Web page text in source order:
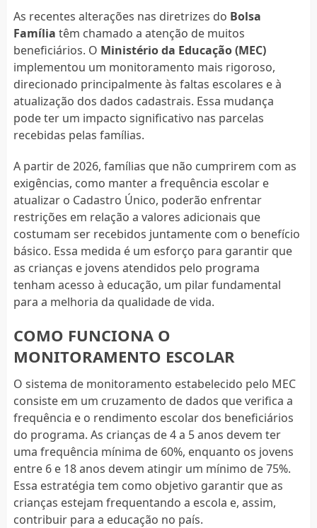
As recentes alterações nas diretrizes do Bolsa
Família têm chamado a atenção de muitos
beneficiários. O Ministério da Educação (MEC)
implementou um monitoramento mais rigoroso,
direcionado principalmente às faltas escolares e à
atualização dos dados cadastrais. Essa mudança
pode ter um impacto significativo nas parcelas
recebidas pelas famílias.
A partir de 2026, famílias que não cumprirem com as
exigências, como manter a frequência escolar e
atualizar o Cadastro Único, poderão enfrentar
restrições em relação a valores adicionais que
costumam ser recebidos juntamente com o benefício
básico. Essa medida é um esforço para garantir que
as crianças e jovens atendidos pelo programa
tenham acesso à educação, um pilar fundamental
para a melhoria da qualidade de vida.
COMO FUNCIONA O
MONITORAMENTO ESCOLAR
O sistema de monitoramento estabelecido pelo MEC
consiste em um cruzamento de dados que verifica a
frequência e o rendimento escolar dos beneficiários
do programa. As crianças de 4 a 5 anos devem ter
uma frequência mínima de 60%, enquanto os jovens
entre 6 e 18 anos devem atingir um mínimo de 75%.
Essa estratégia tem como objetivo garantir que as
crianças estejam frequentando a escola e, assim,
contribuir para a educação no país.